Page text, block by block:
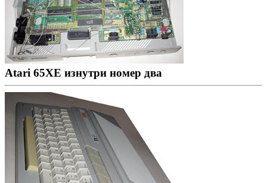
Atari 65XE изнутри номер два